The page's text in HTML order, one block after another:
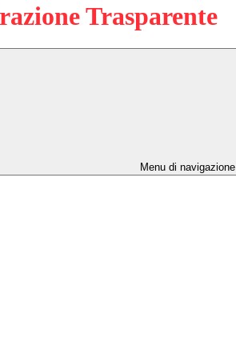
Trasparente
Menu di navigazione